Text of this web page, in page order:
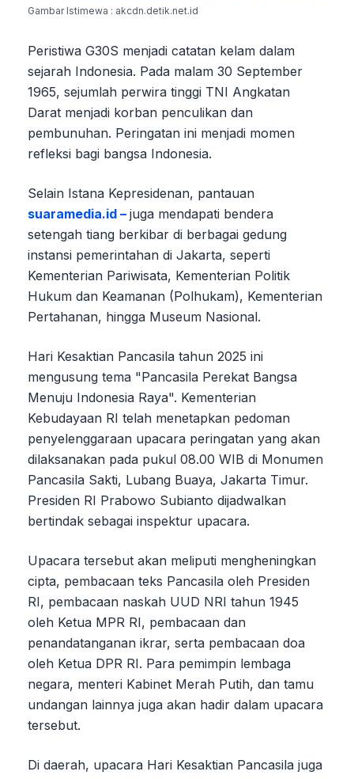
Gambar Istimewa : akcdn.detik.net.id
Peristiwa G30S menjadi catatan kelam dalam
sejarah Indonesia. Pada malam 30 September
1965, sejumlah perwira tinggi TNI Angkatan
Darat menjadi korban penculikan dan
pembunuhan. Peringatan ini menjadi momen
refleksi bagi bangsa Indonesia.
Selain Istana Kepresidenan, pantauan
suaramedia.id – juga mendapati bendera
setengah tiang berkibar di berbagai gedung
instansi pemerintahan di Jakarta, seperti
Kementerian Pariwisata, Kementerian Politik
Hukum dan Keamanan (Polhukam), Kementerian
Pertahanan, hingga Museum Nasional.
Hari Kesaktian Pancasila tahun 2025 ini
mengusung tema "Pancasila Perekat Bangsa
Menuju Indonesia Raya". Kementerian
Kebudayaan RI telah menetapkan pedoman
penyelenggaraan upacara peringatan yang akan
dilaksanakan pada pukul 08.00 WIB di Monumen
Pancasila Sakti, Lubang Buaya, Jakarta Timur.
Presiden RI Prabowo Subianto dijadwalkan
bertindak sebagai inspektur upacara.
Upacara tersebut akan meliputi mengheningkan
cipta, pembacaan teks Pancasila oleh Presiden
RI, pembacaan naskah UUD NRI tahun 1945
oleh Ketua MPR RI, pembacaan dan
penandatanganan ikrar, serta pembacaan doa
oleh Ketua DPR RI. Para pemimpin lembaga
negara, menteri Kabinet Merah Putih, dan tamu
undangan lainnya juga akan hadir dalam upacara
tersebut.
Di daerah, upacara Hari Kesaktian Pancasila juga